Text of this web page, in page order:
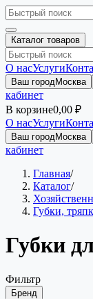
Каталог товаров
О насУслуги
Ваш городМосква
кабинет
В корзине0,00 ₽
О насУслуги
Ваш городМосква
кабинет
Главная/
Каталог/
Губки,
Губки
Фильтр
Бренд